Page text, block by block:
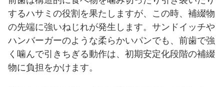
するハサミの役割を果たしますが、この時、補綴物
の先端に強いねじれが発生します。サンドイッチや
ハンバーガーのような柔らかいパンでも、前歯で強
く噛んで引きちぎる動作は、初期安定化段階の補綴
物に負担をかけます。